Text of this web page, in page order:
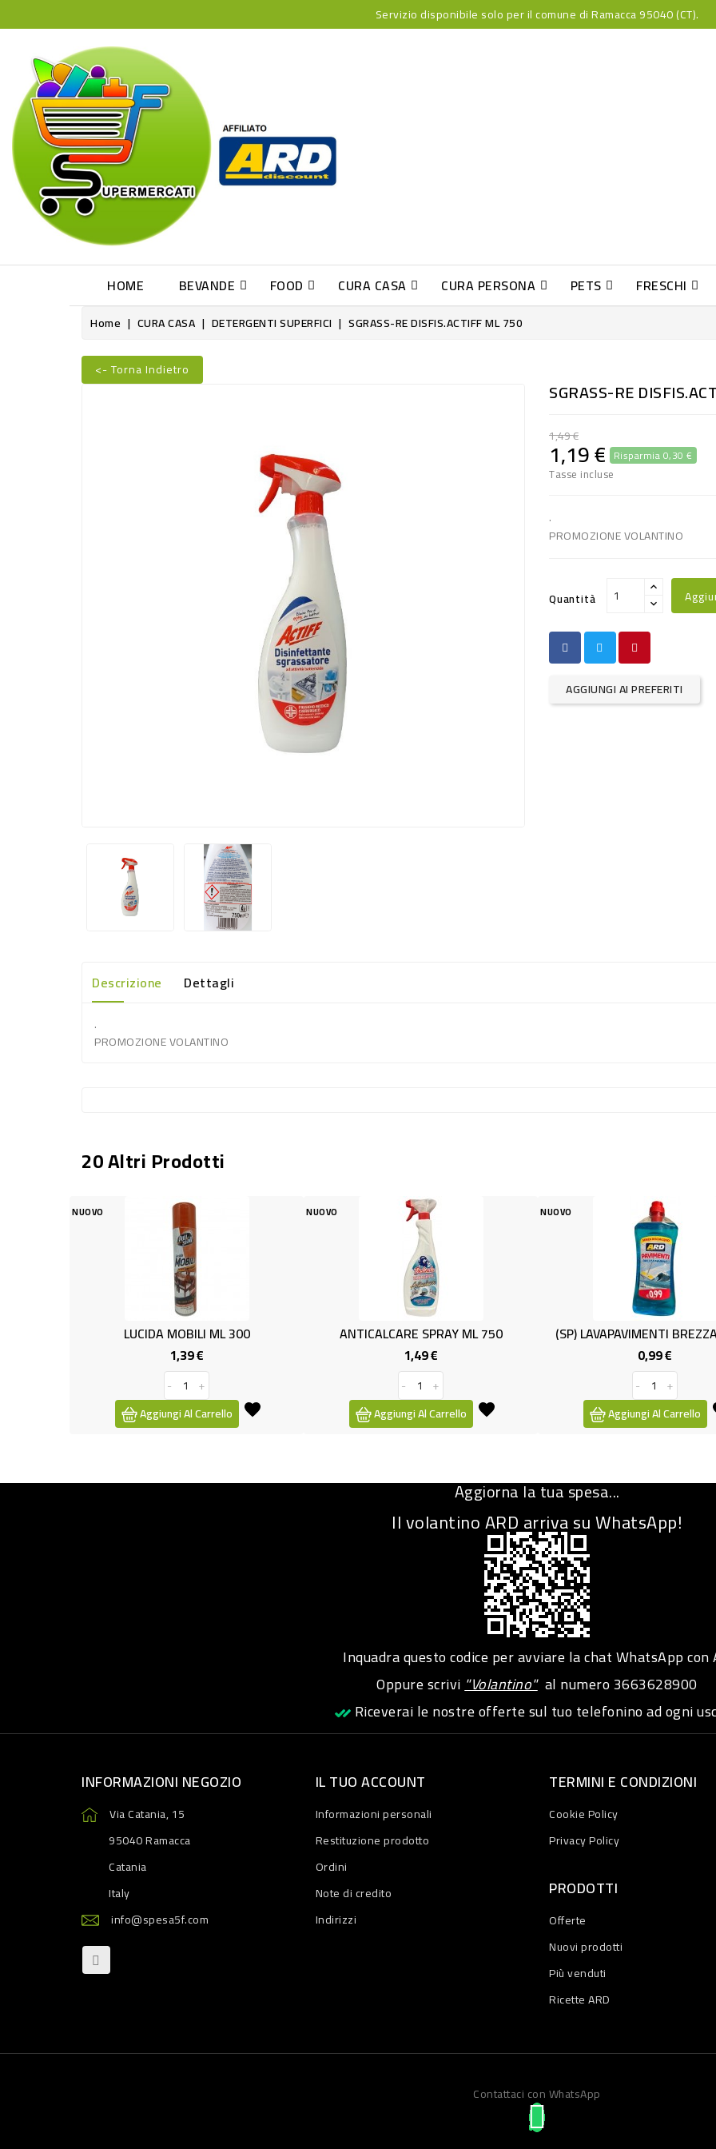
Servizio disponibile solo per il comune di Ramacca 95040 (CT).
HOME BEVANDE FOOD CURA CASA CURA PERSONA PETS FRESCHI
Home CURA CASA DETERGENTI SUPERFICI SGRASS-RE DISFIS.ACTIFF ML 750
<- Torna Indietro
SGRASS-RE
1,49 €
1,19 € Risparmia 0,30 €
Tasse incluse
.
PROMOZIONE VOLANTINO
Quantità
AGGIUNGI AI PREFERITI
Descrizione Dettagli
.
PROMOZIONE VOLANTINO
20 Altri Prodotti
LUCIDA MOBILI ML 300
Aggiungi Al Carrello
ANTICALCARE SPRAY ML 750
Aggiungi Al Carrello
(SP) LAVAPAVIMENTI BREZZA LT 1.5
Aggiungi Al Carrello
Aggiorna la tua spesa...
Il volantino ARD arriva su WhatsApp!
Inquadra questo codice per avviare la chat WhatsApp con
Oppure scrivi"Volantino"al numero3663628900
Riceverai le nostre offerte sul tuo telefonino ad ogni
INFORMAZIONI NEGOZIO
Via Catania, 15
95040 Ramacca
Catania
Italy
info@spesa5f.com
IL TUO ACCOUNT
Informazioni personali
Restituzione prodotto
Ordini
Note di credito
Indirizzi
TERMINI E CONDIZIONI
Cookie Policy
Privacy Policy
PRODOTTI
Offerte
Nuovi prodotti
Più venduti
Ricette ARD
Contattaci con WhatsApp